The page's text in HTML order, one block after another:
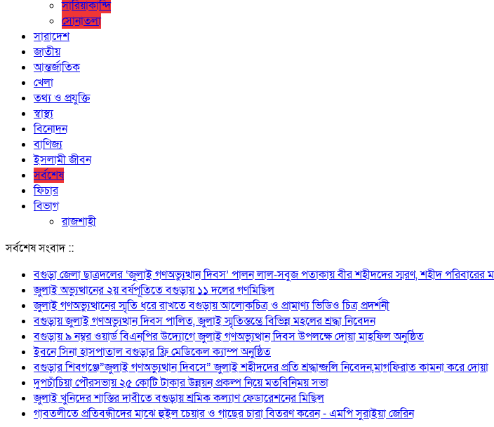
সারিয়াকান্দি
সোনাতলা
সারাদেশ
জাতীয়
আন্তর্জাতিক
খেলা
তথ্য ও প্রযুক্তি
স্বাস্থ্য
বিনোদন
বাণিজ্য
ইসলামী জীবন
সর্বশেষ
ফিচার
বিভাগ
রাজশাহী
সর্বশেষ সংবাদ ::
বগুড়া জেলা ছাত্রদলের ‘জুলাই গণঅভ্যুত্থান দিবস’ পালন লাল-সবুজ পতাকায় বীর শহীদদের স্মরণ, শহীদ পরিবারের
জুলাই অভ্যুত্থানের ২য় বর্ষপূতিতে বগুড়ায় ১১ দলের গণমিছিল
জুলাই গণঅভ্যুত্থানের স্মৃতি ধরে রাখতে বগুড়ায় আলোকচিত্র ও প্রামাণ্য ভিডিও চিত্র প্রদর্শনী
বগুড়ায় জুলাই গণঅভ্যুত্থান দিবস পালিত, জুলাই স্মৃতিস্তম্ভে বিভিন্ন মহলের শ্রদ্ধা নিবেদন
বগুড়ায় ৯ নম্বর ওয়ার্ড বিএনপির উদ্যোগে জুলাই গণঅভ্যুত্থান দিবস উপলক্ষে দোয়া মাহফিল অনুষ্ঠিত
ইবনে সিনা হাসপাতাল বগুড়ার ফ্রি মেডিকেল ক্যাম্প অনুষ্ঠিত
বগুড়ার শিবগঞ্জে”জুলাই গণঅভ্যুত্থান দিবসে” জুলাই শহীদদের প্রতি শ্রদ্ধান্জলি নিবেদন,মাগফিরাত কামনা করে দোয়া
দুপচাঁচিয়া পৌরসভায় ২৫ কোটি টাকার উন্নয়ন প্রকল্প নিয়ে মতবিনিময় সভা
জুলাই খুনিদের শাস্তির দাবীতে বগুড়ায় শ্রমিক কল্যাণ ফেডারেশনের মিছিল
‎গাবতলীতে প্রতিবন্ধীদের মাঝে হুইল ‎চেয়ার ও গাছের চারা বিতরণ করেন ‎- এমপি সুরাইয়া জেরিন